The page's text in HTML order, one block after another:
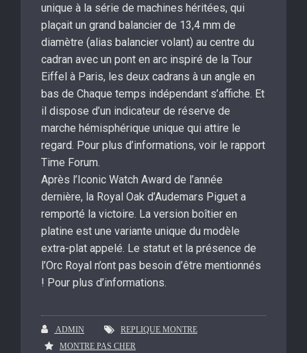
unique à la série de machines héritées, qui
plaçait un grand balancier de 13,4 mm de
diamètre (alias balancier volant) au centre du
cadran avec un pont en arc inspiré de la Tour
Eiffel à Paris, les deux cadrans à un angle en
bas de Chaque temps indépendant s’affiche. Et
il dispose d’un indicateur de réserve de
marche hémisphérique unique qui attire le
regard. Pour plus d’informations, voir le rapport
Time Forum.
Après l’Iconic Watch Award de l’année
dernière, la Royal Oak d’Audemars Piguet a
remporté la victoire. La version boîtier en
platine est une variante unique du modèle
extra-plat appelé. Le statut et la présence de
l’Orc Royal n’ont pas besoin d’être mentionnés
! Pour plus d’informations.
ADMIN
REPLIQUE MONTRE
MONTRE PAS CHER